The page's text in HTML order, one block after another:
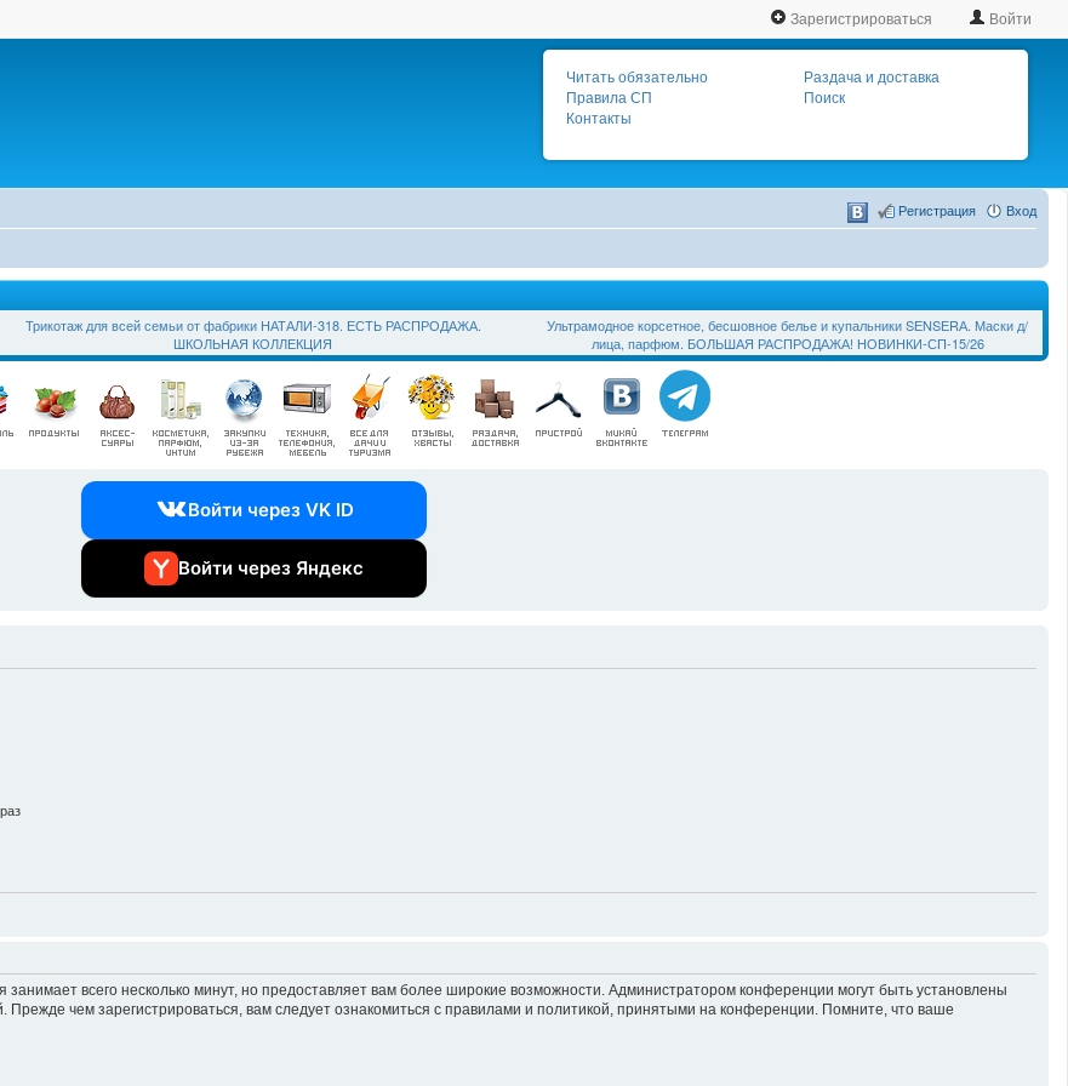
Зарегистрироваться Войти
Читать обязательно
Правила СП
Контакты
Раздача и доставка
Поиск
Вход
Регистрация
Трикотаж для всей семьи от фабрики НАТАЛИ-318. ЕСТЬ РАСПРОДАЖА.
ШКОЛЬНАЯ КОЛЛЕКЦИЯ
Ультрамодное корсетное, бесшовное белье и купальники SЕNSЕRА. Маски д/
лица, парфюм. БОЛЬШАЯ РАСПРОДАЖА! НОВИНКИ-СП-15/26
Войти через VK ID
Войти через Яндекс
всего несколько минут, но предоставляет вам более широкие возможности. Администратором конференции могут быть установлены
чем зарегистрироваться, вам следует ознакомиться с правилами и политикой, принятыми на конференции. Помните, что ваше